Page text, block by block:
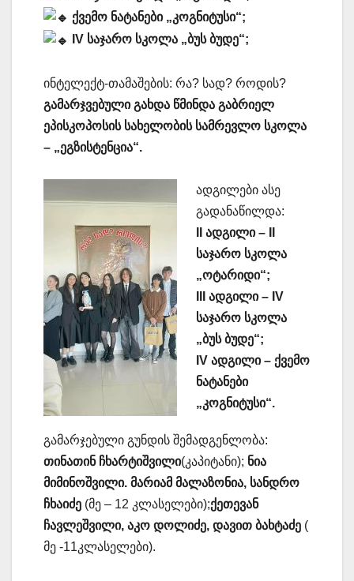
ქვემო ნატანები „კოგნიტუსი“;
IV საჯარო სკოლა „ბუს ბუდე“;
ინტელექტ-თამაშების: რა? სად? როდის?
გამარჯვებული გახდა წმინდა გაბრიელ
ეპისკოპოსის სახელობის სამრევლო სკოლა
– „ეგზისტენცია“.
ადგილები ასე
გადანაწილდა:
II ადგილი – II
საჯარო სკოლა
„ოტარიდი“;
III ადგილი – IV
საჯარო სკოლა
„ბუს ბუდე“;
IV ადგილი – ქვემო
ნატანები
„კოგნიტუსი“.
გამარჯებული გუნდის შემადგენლობა:
თინათინ ჩხარტიშვილი(კაპიტანი); ნია
მიმინოშვილი. მარიამ მალაზონია, სანდრო
ჩხაიძე (მე – 12 კლასელები);ქეთევან
ჩავლეშვილი, აკო დოლიძე, დავით ბახტაძე (
მე -11კლასელები).